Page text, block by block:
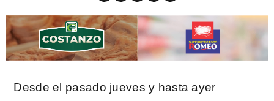
Desde el pasado jueves y hasta ayer